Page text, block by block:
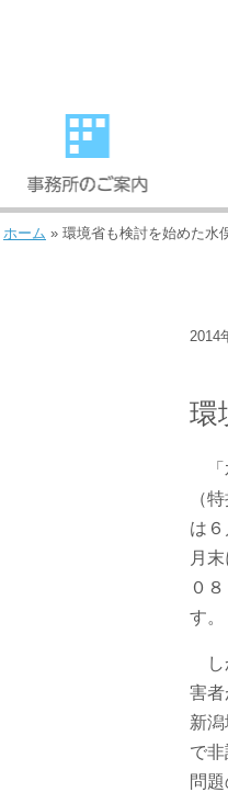
ホーム » 環境省も検討を始めた水
2014
環
「
（
は
月
０
す。
し
害
新
で
問